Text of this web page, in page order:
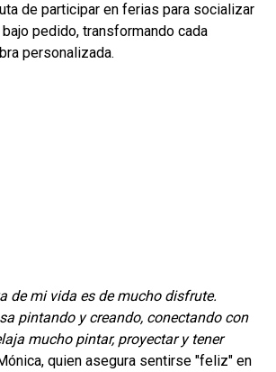
de participar en ferias para socializar
pedido, transformando cada
personalizada.
de mi vida es de mucho disfrute.
pintando y creando, conectando con
mucho pintar, proyectar y tener
quien asegura sentirse "feliz" en